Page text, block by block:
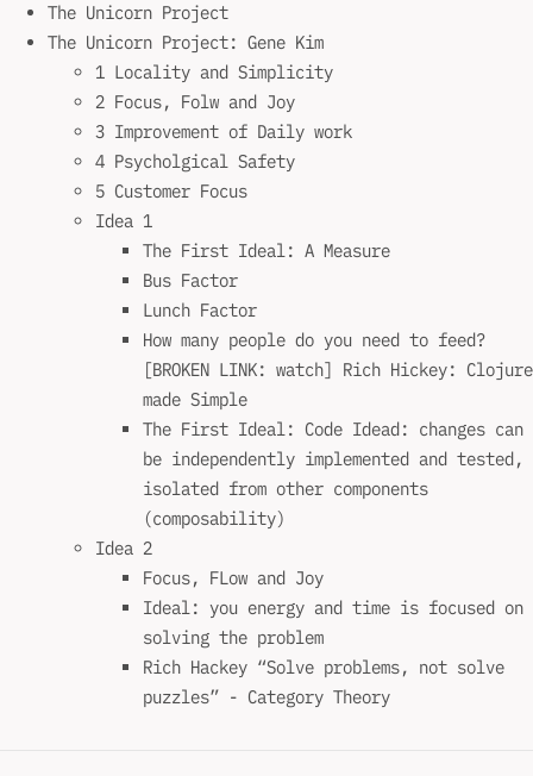
The Unicorn Project
The Unicorn Project: Gene Kim
1 Locality and Simplicity
2 Focus, Folw and Joy
3 Improvement of Daily work
4 Psycholgical Safety
5 Customer Focus
Idea 1
The First Ideal: A Measure
Bus Factor
Lunch Factor
How many people do you need to feed?
[BROKEN LINK: watch] Rich Hickey: Clojure
made Simple
The First Ideal: Code Idead: changes can
be independently implemented and tested,
isolated from other components
(composability)
Idea 2
Focus, FLow and Joy
Ideal: you energy and time is focused on
solving the problem
Rich Hackey “Solve problems, not solve
puzzles” - Category Theory